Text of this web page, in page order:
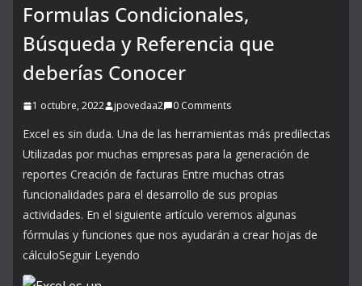
Formulas Condicionales,
Búsqueda y Referencia que
deberías Conocer
1 octubre, 2022 jpovedaa2 0 Comments
Excel es sin duda. Una de las herramientas más predilectas
Utilizadas por muchas empresas para la generación de
reportes Creación de facturas Entre muchas otras
funcionalidades para el desarrollo de sus propias
actividades. En el siguiente artículo veremos algunas
fórmulas y funciones que nos ayudarán a crear hojas de
cálculoSeguir Leyendo